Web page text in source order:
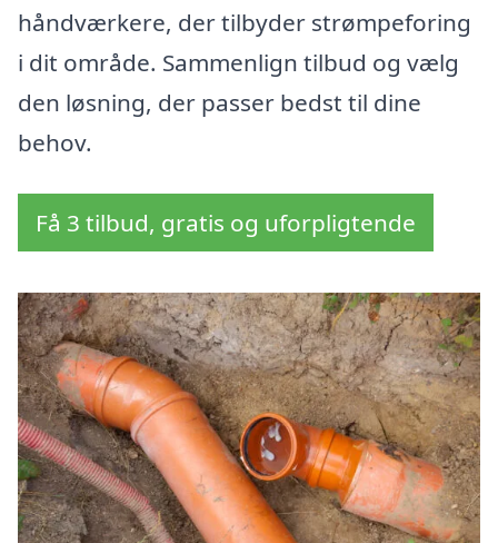
håndværkere, der tilbyder strømpeforing
i dit område. Sammenlign tilbud og vælg
den løsning, der passer bedst til dine
behov.
Få 3 tilbud, gratis og uforpligtende